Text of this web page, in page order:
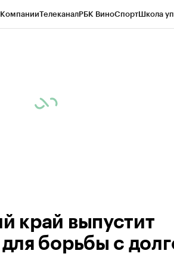
ТелеканалРБК ВиноСпортШкола
край выпустит
борьбы с